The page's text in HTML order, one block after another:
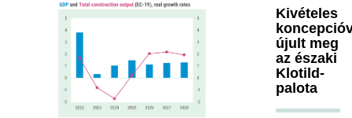
Kivételes
újult meg
az északi
Klotild-
palota